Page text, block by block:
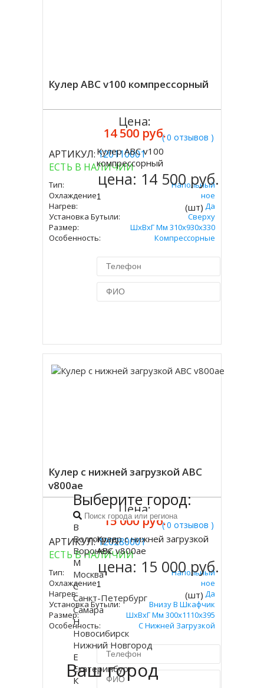
Кулер ABC v100 компрессорный
( 0 отзывов )
АРТИКУЛ:120110001
ЕСТЬ В НАЛИЧИИ
Тип:
Напольный
Охлаждение:
Компрессорное
Нагрев:
Да
Установка Бутыли:
Сверху
Размер:
ШхВхГ Мм 310х930х330
Особенность:
Компрессорные
Цена:
14 500 руб.
Купить
Кулер ABC v100
компрессорный
цена: 14 500 руб.
(шт)
Кулер с нижней загрузкой ABC
v800ae
( 0 отзывов )
АРТИКУЛ:120280001
ЕСТЬ В НАЛИЧИИ
Тип:
Напольный
Охлаждение:
Электронное
Нагрев:
Да
Установка Бутыли:
Внизу В Шкафчик
Размер:
ШхВхГ Мм 300х1110х395
Особенность:
С Нижней Загрузкой
Цена:
15 000 руб.
Купить
Кулер с нижней загрузкой
ABC v800ae
цена: 15 000 руб.
(шт)
Ваш город
Выберите город:
В
Волгоград
Воронеж
М
Москва
С
Санкт-Петербург
Самара
Н
Новосибирск
Нижний Новгород
Е
Екатеринбург
К